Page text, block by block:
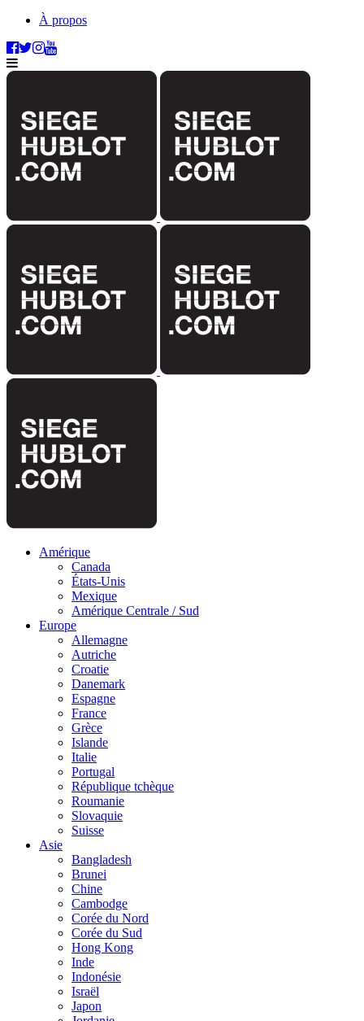
À propos
Amérique
Canada
États-Unis
Mexique
Amérique Centrale / Sud
Europe
Allemagne
Autriche
Croatie
Danemark
Espagne
France
Grèce
Islande
Italie
Portugal
République tchèque
Roumanie
Slovaquie
Suisse
Asie
Bangladesh
Brunei
Chine
Cambodge
Corée du Nord
Corée du Sud
Hong Kong
Inde
Indonésie
Israël
Japon